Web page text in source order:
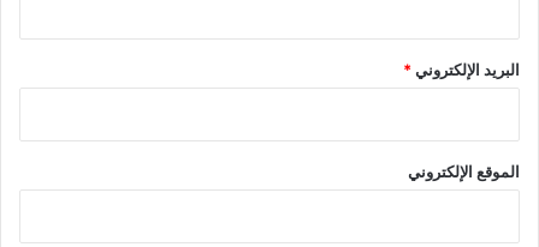
البريد الإلكتروني*
الموقع الإلكتروني